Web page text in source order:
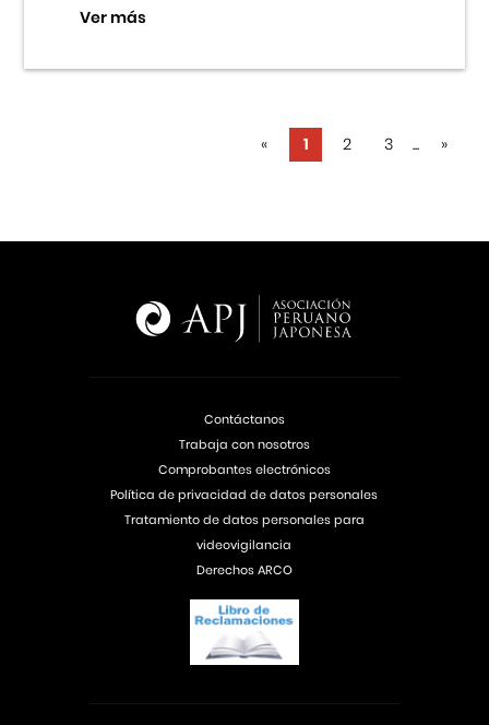
Ver más
« 1 2 3 ... »
Contáctanos
Trabaja con nosotros
Comprobantes electrónicos
Política de privacidad de datos personales
Tratamiento de datos personales para
videovigilancia
Derechos ARCO